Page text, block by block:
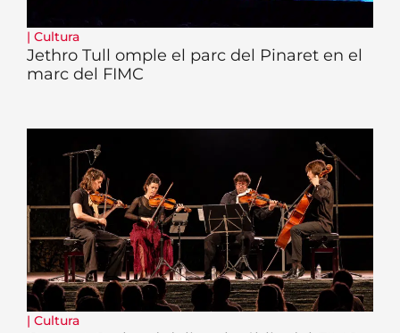
| Cultura
Jethro Tull omple el parc del Pinaret en el
marc del FIMC
| Cultura